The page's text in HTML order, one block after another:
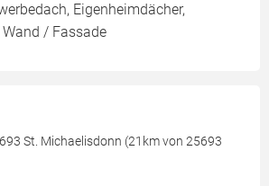
Eigenheimdächer,
/ Fassade
St. Michaelisdonn (21km von 25693